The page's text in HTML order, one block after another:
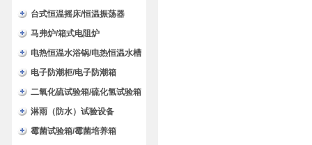
台式恒温摇床/恒温振荡器
马弗炉/箱式电阻炉
电热恒温水浴锅/电热恒温水槽
电子防潮柜/电子防潮箱
二氧化硫试验箱/硫化氢试验箱
淋雨（防水）试验设备
霉菌试验箱/霉菌培养箱